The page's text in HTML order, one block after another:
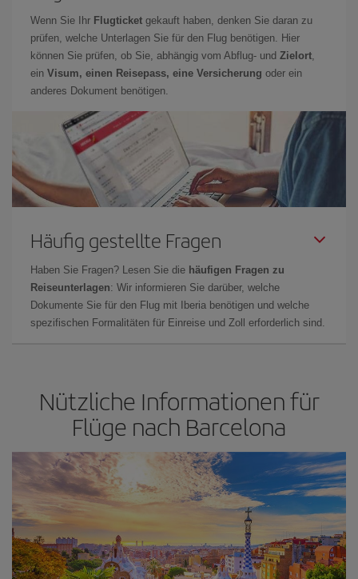
Wenn Sie Ihr Flugticket gekauft haben, denken Sie daran zu
prüfen, welche Unterlagen Sie für den Flug benötigen. Hier
können Sie prüfen, ob Sie, abhängig vom Abflug- und Zielort,
ein Visum, einen Reisepass, eine Versicherung oder ein
anderes Dokument benötigen.
Häufig gestellte Fragen
Haben Sie Fragen? Lesen Sie die häufigen Fragen zu
Reiseunterlagen: Wir informieren Sie darüber, welche
Dokumente Sie für den Flug mit Iberia benötigen und welche
spezifischen Formalitäten für Einreise und Zoll erforderlich sind.
Nützliche Informationen für
Flüge nach Barcelona